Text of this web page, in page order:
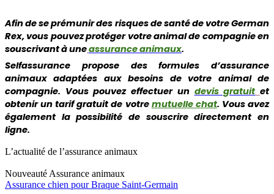
Afin de se prémunir des risques de santé de votre German
Rex, vous pouvez protéger votre animal de compagnie en
souscrivant à uneassurance animaux.
Selfassurance propose des formules d’assurance
animaux adaptées aux besoins de votre animal de
compagnie. Vous pouvez effectuer un devis gratuit et
obtenir un tarif gratuit de votre mutuelle chat. Vous avez
également la possibilité de souscrire directement en
ligne.
L’actualité de l’assurance animaux
Nouveauté Assurance animaux
Assurance chien pour Braque Saint-Germain